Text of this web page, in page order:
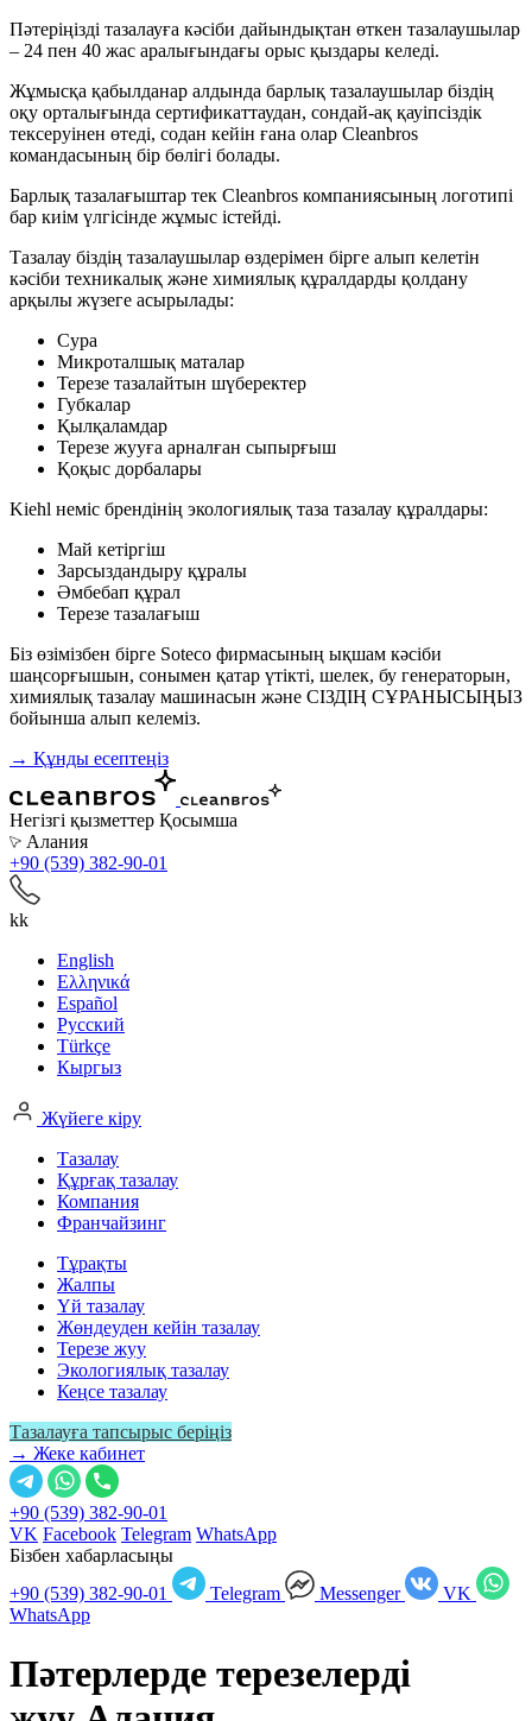
Пәтеріңізді тазалауға кәсіби дайындықтан өткен тазалаушылар
– 24 пен 40 жас аралығындағы орыс қыздары келеді.
Жұмысқа қабылданар алдында барлық тазалаушылар біздің
оқу орталығында сертификаттаудан, сондай-ақ қауіпсіздік
тексеруінен өтеді, содан кейін ғана олар Cleanbros
командасының бір бөлігі болады.
Барлық тазалағыштар тек Cleanbros компаниясының логотипі
бар киім үлгісінде жұмыс істейді.
Тазалау біздің тазалаушылар өздерімен бірге алып келетін
кәсіби техникалық және химиялық құралдарды қолдану
арқылы жүзеге асырылады:
Сура
Микроталшық маталар
Терезе тазалайтын шүберектер
Губкалар
Қылқаламдар
Терезе жууға арналған сыпырғыш
Қоқыс дорбалары
Kiehl неміс брендінің экологиялық таза тазалау құралдары:
Май кетіргіш
Зарсыздандыру құралы
Әмбебап құрал
Терезе тазалағыш
Біз өзімізбен бірге Soteco фирмасының ықшам кәсіби
шаңсорғышын, сонымен қатар үтікті, шелек, бу генераторын,
химиялық тазалау машинасын және СІЗДІҢ СҰРАНЫСЫҢЫЗ
бойынша алып келеміз.
→ Құнды есептеңіз
Негізгі қызметтер Қосымша
Алания
+90 (539) 382-90-01
kk
English
Ελληνικά
Español
Русский
Türkçe
Кыргыз
Жүйеге кіру
Тазалау
Құрғақ тазалау
Компания
Франчайзинг
Тұрақты
Жалпы
Үй тазалау
Жөндеуден кейін тазалау
Терезе жуу
Экологиялық тазалау
Кеңсе тазалау
Тазалауға тапсырыс беріңіз
→ Жеке кабинет
+90 (539) 382-90-01
VK Facebook Telegram WhatsApp
Бізбен хабарласыңы
+90 (539) 382-90-01
Telegram Messenger
VK
WhatsApp
Пәтерлерде терезелерді